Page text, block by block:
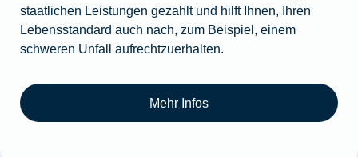
staatlichen Leistungen gezahlt und hilft Ihnen, Ihren
Lebensstandard auch nach, zum Beispiel, einem
schweren Unfall aufrechtzuerhalten.
Mehr Infos